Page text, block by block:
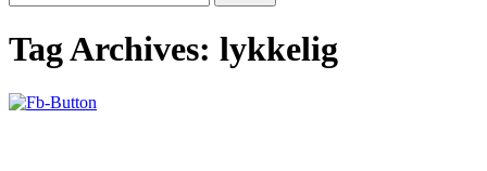
for:
Tag Archives: lykkelig